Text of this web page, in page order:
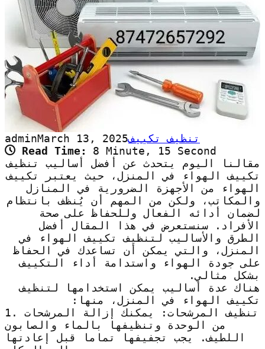
adminMarch 13, 2025تنظيف تكييف
Read Time:
8 Minute, 15 Second
مقالنا اليوم يتحدث عن أفضل أساليب تنظيف
تكييف الهواء في المنزل، حيث يعتبر تكييف
الهواء من الأجهزة الضرورية في المنازل
والمكاتب، ولكن من المهم أن يُنظف بانتظام
لضمان أدائه الفعال وللحفاظ على صحة
الأفراد. سنستعرض في هذا المقال أفضل
الطرق والأساليب لتنظيف تكييف الهواء في
المنزل، والتي يمكن أن تساعدك في الحفاظ
على جودة الهواء واستدامة أداء التكييف
بشكل مثالي.
هناك عدة أساليب يمكن استخدامها لتنظيف
تكييف الهواء في المنزل، منها:
1. تنظيف المرشحات: يمكنك إزالة المرشحات
من الوحدة وتنظيفها بالماء والصابون
اللطيف. يجب تجفيفها تماما قبل إعادتها